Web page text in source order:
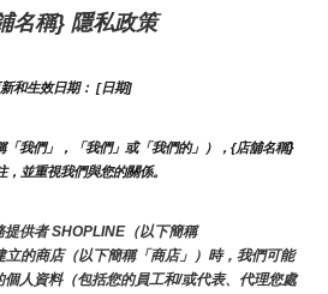
名稱} 隱私政策
新和生效日期： [日期]
我們」，「我們」或「我們的」），{店舖名稱}
，並重視我們與您的關係。
供者 SHOPLINE（以下簡稱
立的商店（以下簡稱「商店」）時，我們可能
人資料（包括您的員工和/或代表、代理您處